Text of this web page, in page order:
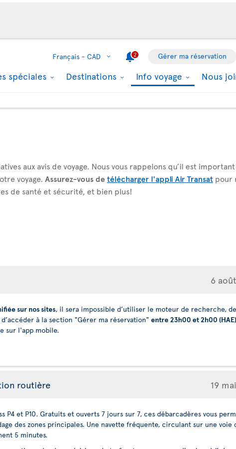
Français - CAD 2 Gérer ma réservation
spéciales Destinations Info voyage Nous
aux avis de voyage. Nous vous rappelons qu’il est
voyage. Assurez-vous detélécharger l'appli Air Transat pour
de santé et sécurité, et bien plus!
6
sur nos sites, il sera impossible d’utiliser le moteur de recherche, de
à la section "Gérer ma réservation" entre 23h00 et 2h00 (HAE)
sur l'app mobile.
routière 19
et P10. Gratuits et ouverts 7 jours sur 7, ces débarcadères vous
des zones principales. Une navette fréquente, circulant sur une voie
5 minutes.